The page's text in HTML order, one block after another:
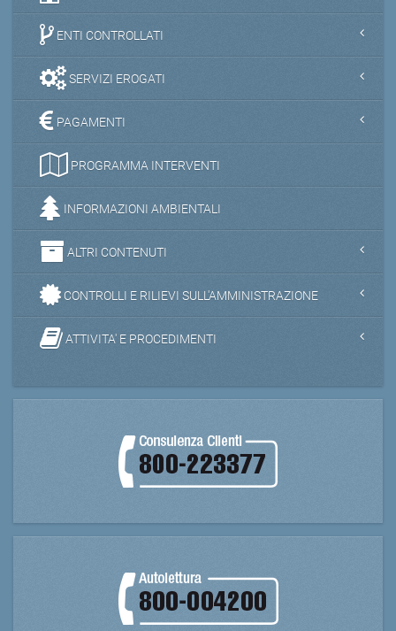
ENTI CONTROLLATI
SERVIZI EROGATI
PAGAMENTI
PROGRAMMA INTERVENTI
INFORMAZIONI AMBIENTALI
ALTRI CONTENUTI
CONTROLLI E RILIEVI SULL'AMMINISTRAZIONE
ATTIVITA' E PROCEDIMENTI